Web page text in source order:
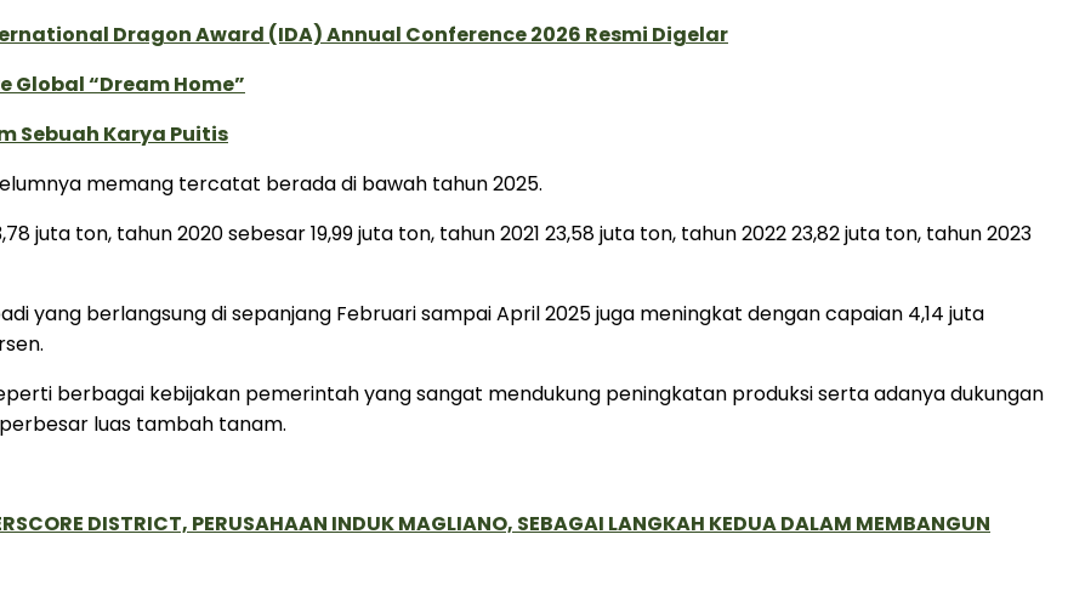
Dragon Award (IDA) Annual Conference 2026 Resmi Digelar
Global “Dream Home”
Sebuah Karya Puitis
memang tercatat berada di bawah tahun 2025.
juta ton, tahun 2020 sebesar 19,99 juta ton, tahun 2021 23,58 juta ton, tahun 2022 23,82 juta ton, tahun 2023
yang berlangsung di sepanjang Februari sampai April 2025 juga meningkat dengan capaian 4,14 juta
berbagai kebijakan pemerintah yang sangat mendukung peningkatan produksi serta adanya dukungan
luas tambah tanam.
DISTRICT, PERUSAHAAN INDUK MAGLIANO, SEBAGAI LANGKAH KEDUA DALAM MEMBANGUN